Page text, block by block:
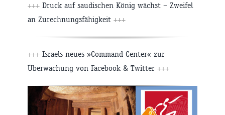
+++ Druck auf saudischen König wächst – Zweifel
an Zurechnungsfähigkeit +++
+++ Israels neues »Command Center« zur
Überwachung von Facebook & Twitter +++